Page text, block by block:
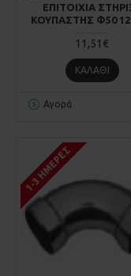
ΕΠΙΤΟΙΧΙΑ
ΚΟΥΠΑΣΤΗΣ Φ50
11,51€
ΚΑΛΆΘΙ
Αγορά
1-3 ΗΜΈΡΕΣ